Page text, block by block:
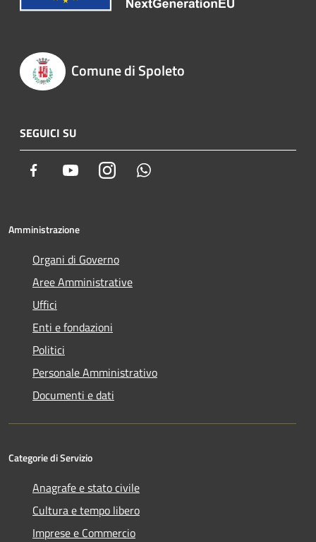
Comune di Spoleto
SEGUICI SU
Facebook YoutubeInstagram
Amministrazione
Organi di Governo
Aree Amministrative
Uffici
Enti e fondazioni
Politici
Personale Amministrativo
Documenti e dati
Categorie di Servizio
Anagrafe e stato civile
Cultura e tempo libero
Imprese e Commercio